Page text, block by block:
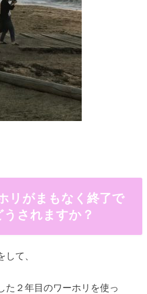
リがまもなく終了で
されますか？
て、
た２年目のワーホリを使っ